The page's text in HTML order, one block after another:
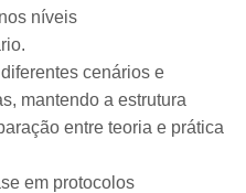
níveis
cenários e
mantendo a estrutura
entre teoria e prática
em protocolos